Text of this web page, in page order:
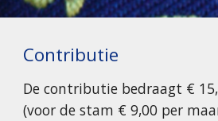
Contributie
De contributie bedraagt € 15
(voor de stam €9,00 per